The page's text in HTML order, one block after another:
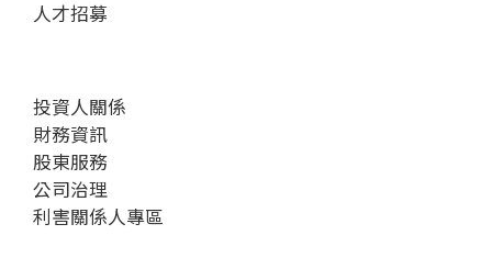
人才招募
投資人關係
財務資訊
股東服務
公司治理
利害關係人專區